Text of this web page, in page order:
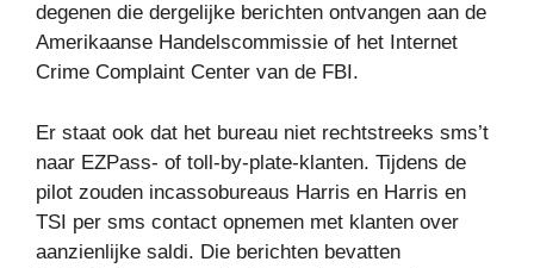
degenen die dergelijke berichten ontvangen aan de
Amerikaanse Handelscommissie of het Internet
Crime Complaint Center van de FBI.
Er staat ook dat het bureau niet rechtstreeks sms’t
naar EZPass- of toll-by-plate-klanten. Tijdens de
pilot zouden incassobureaus Harris en Harris en
TSI per sms contact opnemen met klanten over
aanzienlijke saldi. Die berichten bevatten